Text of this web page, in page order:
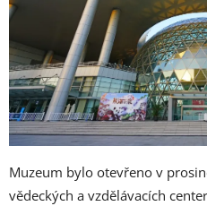
Muzeum bylo otevřeno v
vědeckých a vzdělávacích